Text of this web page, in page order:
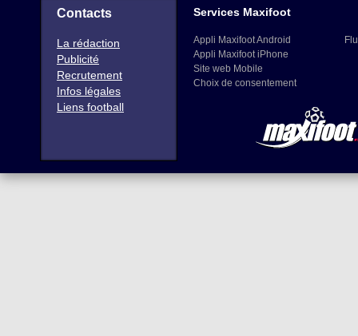
Contacts
La rédaction
Publicité
Recrutement
Infos légales
Liens football
Services Maxifoot
Appli Maxifoot Android
Appli Maxifoot iPhone
Site web Mobile
Choix de consentement